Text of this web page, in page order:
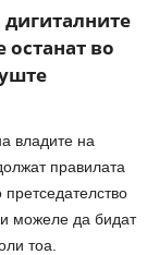
дигиталните
останат во
владите на
правилата
можеле да бидат
тоа.